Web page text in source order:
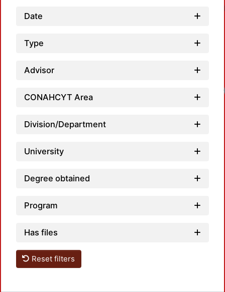
Date
Type
Advisor
CONAHCYT Area
Division/Department
University
Degree obtained
Program
Has files
Reset filters